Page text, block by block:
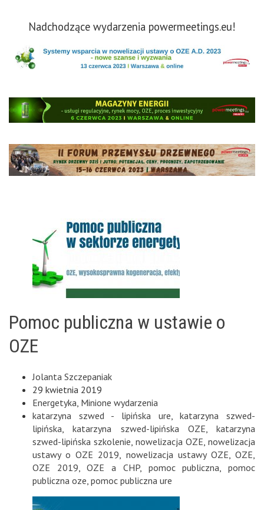
Nadchodzące wydarzenia powermeetings.eu!
Pomoc publiczna w ustawie o
OZE
Jolanta Szczepaniak
29 kwietnia 2019
Energetyka, Minione wydarzenia
katarzyna szwed - lipińska ure,katarzyna szwed-
lipińska,katarzyna szwed-lipińska OZE, katarzyna
szwed-lipińska szkolenie, nowelizacja OZE, nowelizacja
ustawy o OZE 2019, nowelizacja ustawy OZE,OZE,
OZE 2019,OZE a CHP, pomoc publiczna,pomoc
publiczna oze, pomoc publiczna ure